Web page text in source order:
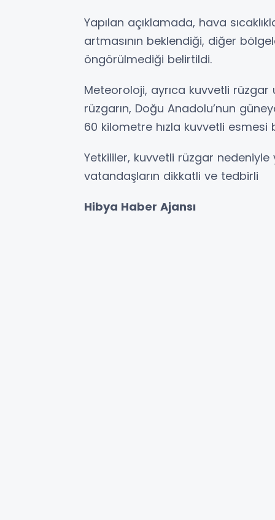
Yapılan açıklamada, hava
artmasının beklendiği, diğer
öngörülmediği belirtildi.
Meteoroloji, ayrıca kuvvetli rüzgar
rüzgarın, Doğu Anadolu’nun
60 kilometre hızla kuvvetli esmesi
Yetkililer, kuvvetli rüzgar
vatandaşların dikkatli ve tedbirli
Hibya Haber Ajansı